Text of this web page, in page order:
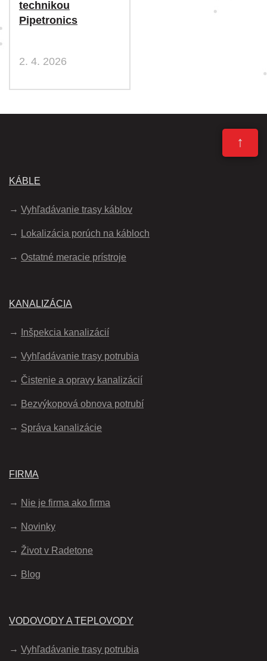
technikou
Pipetronics
2. 4. 2026
↑
KÁBLE
Vyhľadávanie trasy káblov
Lokalizácia porúch na kábloch
Ostatné meracie prístroje
KANALIZÁCIA
Inšpekcia kanalizácií
Vyhľadávanie trasy potrubia
Čistenie a opravy kanalizácií
Bezvýkopová obnova potrubí
Správa kanalizácie
FIRMA
Nie je firma ako firma
Novinky
Život v Radetone
Blog
VODOVODY A TEPLOVODY
Vyhľadávanie trasy potrubia